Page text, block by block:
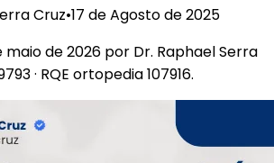
Cruz•17 de Agosto de 2025
maio de 2026 por Dr. Raphael Serra
· RQE ortopedia 107916.